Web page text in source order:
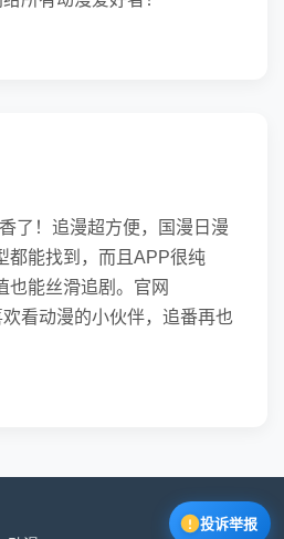
了！追漫超方便，国漫日漫
都能找到，而且APP很纯
也能丝滑追剧。官网
看动漫的小伙伴，追番再也
投诉举报